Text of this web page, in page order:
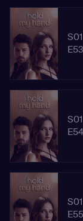
S01
E53
S01
E54
S01
E55